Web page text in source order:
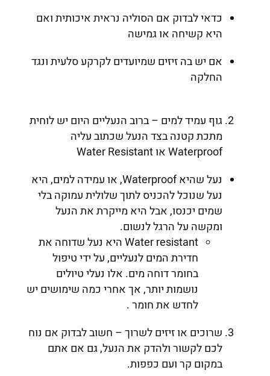
כדאי לבדוק אם הסוליה נראית איכותית ואם
היא קשיחה או גמישה
אם יש בה זיזים שמיועדים לקרקע סלעית ונגד
החלקה
גוף עמיד למים – ברוב הנעליים היום יש לוחית
מתכת קטנה בצד הנעל שכתוב עליה
Waterproof או Water Resistant
נעל שהיא Waterproof, או עמידה למים, היא
נעל שנוכל להכניס לתוך שלולית עמוקה בלי
שמים יכנסו, אבל היא מייקרת את הנעל
ומקשה על הרגל לנשום.
Water resistant היא נעל שדוחה את
חדירת המים לנעליים, על ידי טיפול
בחומר דוחה מים. אלו נעלי טיולים
נושמות יותר, אך אחרי כמה שימושים יש
לחדש את חומר .
שרוכים או זיזים לשרוך – חשוב לבדוק אם נוח
לכם לקשור ולהדק את הנעל, גם אם אתם
במקום קר ועם כפפות.